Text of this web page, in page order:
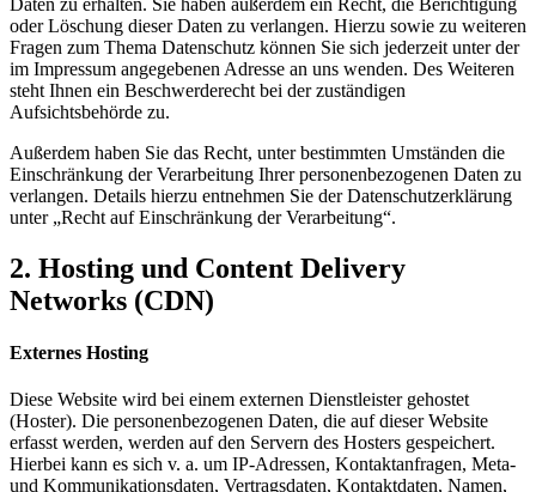
oder Löschung dieser Daten zu verlangen. Hierzu sowie zu weiteren
Fragen zum Thema Datenschutz können Sie sich jederzeit unter der
im Impressum angegebenen Adresse an uns wenden. Des Weiteren
steht Ihnen ein Beschwerderecht bei der zuständigen
Aufsichtsbehörde zu.
Außerdem haben Sie das Recht, unter bestimmten Umständen die
Einschränkung der Verarbeitung Ihrer personenbezogenen Daten zu
verlangen. Details hierzu entnehmen Sie der Datenschutzerklärung
unter „Recht auf Einschränkung der Verarbeitung“.
2. Hosting und Content Delivery
Networks (CDN)
Externes Hosting
Diese Website wird bei einem externen Dienstleister gehostet
(Hoster). Die personenbezogenen Daten, die auf dieser Website
erfasst werden, werden auf den Servern des Hosters gespeichert.
Hierbei kann es sich v. a. um IP-Adressen, Kontaktanfragen, Meta-
und Kommunikationsdaten, Vertragsdaten, Kontaktdaten, Namen,